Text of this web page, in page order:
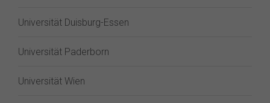
Universität Duisburg-Essen
Universität Paderborn
Universität Wien